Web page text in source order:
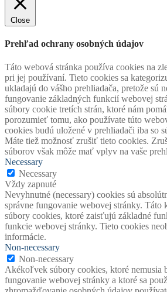
Close
Prehľad ochrany osobných údajov
Táto webová stránka používa cookies na
pri jej používaní. Tieto cookies sa
ukladajú do vášho prehliadača, pretože sú
fungovanie základných funkcií webovej
súbory cookie tretích strán, ktoré nám
porozumieť tomu, ako používate túto
cookies budú uložené v prehliadači iba so
Máte tiež možnosť zrušiť tieto cookies.
súborov však môže mať vplyv na vaše
Necessary
Necessary
Vždy zapnuté
Nevyhnutné (necessary) cookies sú
správne fungovanie webovej stránky. Táto
súbory cookies, ktoré zaisťujú základné
funkcie webovej stránky. Tieto cookies
informácie.
Non-necessary
Non-necessary
Akékoľvek súbory cookies, ktoré nemusia
fungovanie webovej stránky a ktoré sa